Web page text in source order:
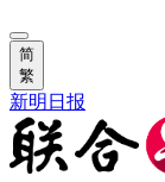
简
繁
新明日报